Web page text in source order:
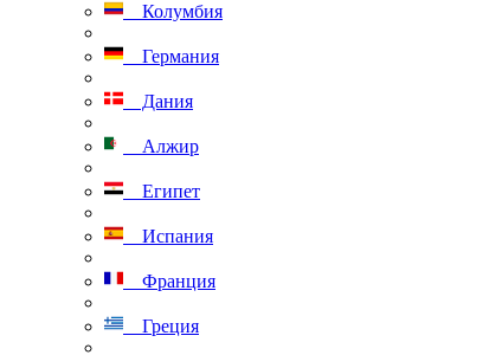
Колумбия
Германия
Дания
Алжир
Египет
Испания
Франция
Греция